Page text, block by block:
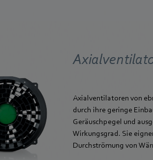
Axialventilatoren von
durch ihre geringe
Geräuschpegel und
Wirkungsgrad. Sie
Durchströmung von